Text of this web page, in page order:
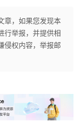
章，如果您发现本
行举报，并提供相
侵权内容，举报邮